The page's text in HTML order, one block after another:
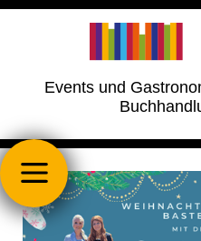
Events und